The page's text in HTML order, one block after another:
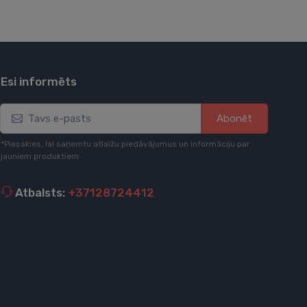
Esi informēts
Abonēt
*Piesakies, lai saņemtu atlaižu piedāvājumus un informāciju par
jauniem produktiem
Atbalsts: +37128724412